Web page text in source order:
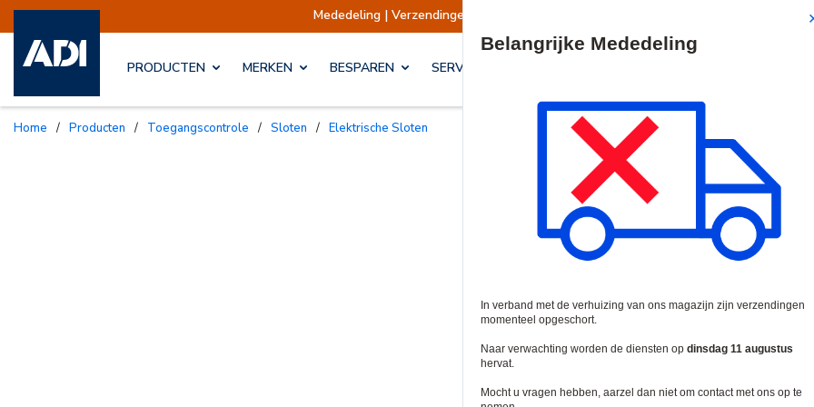
Mededeling | Verzendingen opgeschort Verzendingen worden op dinsdag
PRODUCTEN MERKEN BESPAREN SERVICES & OPLOSSINGEN
Home / Producten / Toegangscontrole / Sloten / Elektrische Sloten